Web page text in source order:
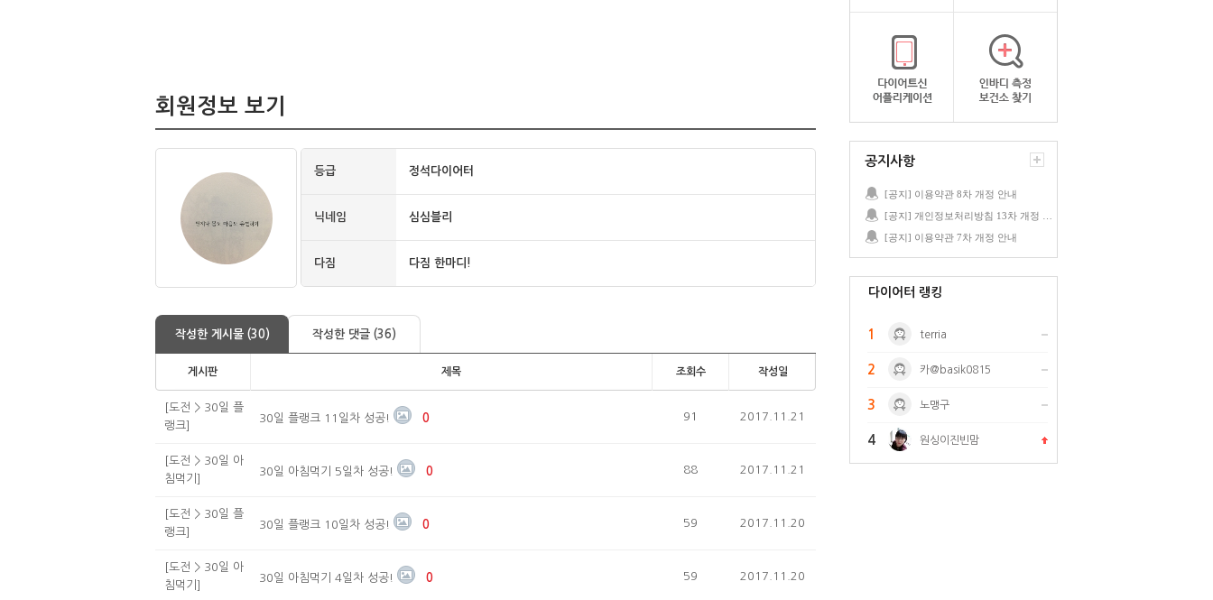
회원정보 보기
등급 정석다이어터
닉네임 심심블리
다짐 다짐 한마디!
작성한 게시물 (30) 작성한 댓글 (36)
게시판 제목 조회수 작성일
[도전 > 30일 플
랭크]
30일 플랭크 11일차 성공! 0 91 2017.11.21
[도전 > 30일 아
침먹기]
30일 아침먹기 5일차 성공! 0 88 2017.11.21
[도전 > 30일 플
랭크]
30일 플랭크 10일차 성공! 0 59 2017.11.20
[도전 > 30일 아
침먹기]
30일 아침먹기 4일차 성공! 0 59 2017.11.20
공지사항
[공지] 이용약관 8차 개정 안내
[공지] 이용약관 7차 개정 안내
다이어터 랭킹
1 terria
2 카@basik0815
3 노맹구
4 원싱이진빈맘